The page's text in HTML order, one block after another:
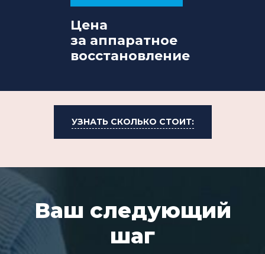
Цена
за аппаратное
восстановление
УЗНАТЬ СКОЛЬКО СТОИТ:
Ваш следующий
шаг